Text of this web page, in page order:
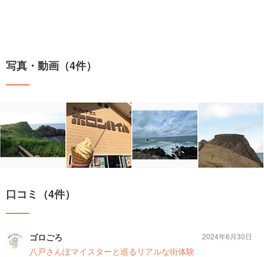
写真・動画（4件）
口コミ（4件）
ゴロごろ
八戸さんぽマイスターと巡るリアルな街体験
2024年6月30日